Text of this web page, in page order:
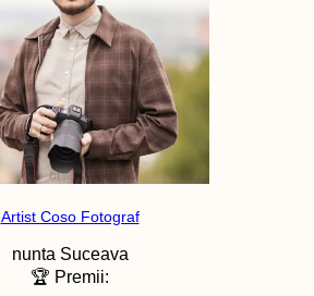
Artist Coso Fotograf
nunta Suceava
🏆 Premii: